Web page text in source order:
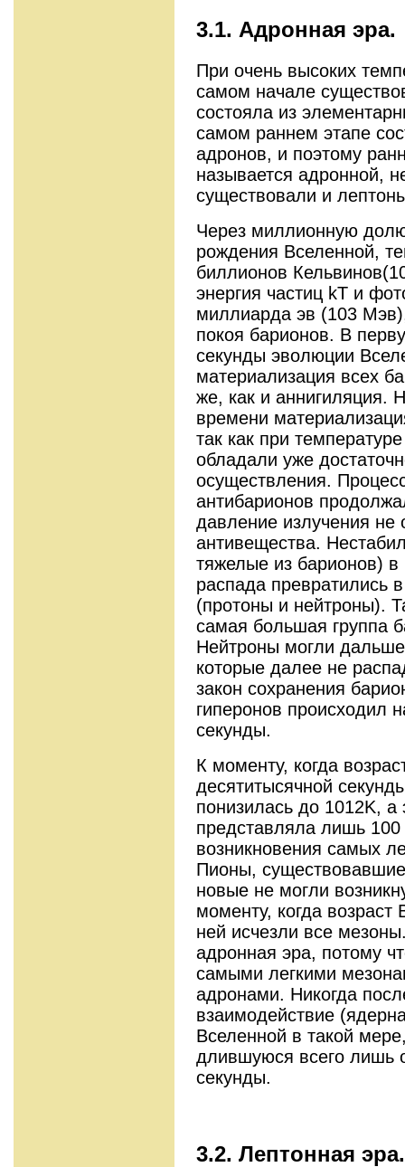
3.1. Адронная эра.
При очень высоких
самом начале
состояла из
самом раннем этапе
адронов, и поэтому
называется адронной,
существовали и
Через миллионную
рождения Вселенной,
биллионов
энергия частиц kT и
миллиарда эв (103 Мэв),
покоя барионов. В
секунды эволюции
материализация всех
же, как и аннигиляция.
времени
так как при
обладали уже
осуществления.
антибарионов
давление излучения не
антивещества.
тяжелые из барионов) в
распада превратились
(протоны и нейтроны).
самая большая группа
Нейтроны могли
которые далее не
закон сохранения
гиперонов происходил
секунды.
К моменту, когда
десятитысячной
понизилась до 1012K, а
представляла лишь
возникновения самых
Пионы,
новые не могли
моменту, когда возраст
ней исчезли все
адронная эра, потому
самыми легкими
адронами. Никогда
взаимодействие
Вселенной в такой
длившуюся всего лишь
секунды.
3.2. Лептонная эра.